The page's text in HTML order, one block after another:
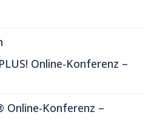
Online-Konferenz –
Online-Konferenz –